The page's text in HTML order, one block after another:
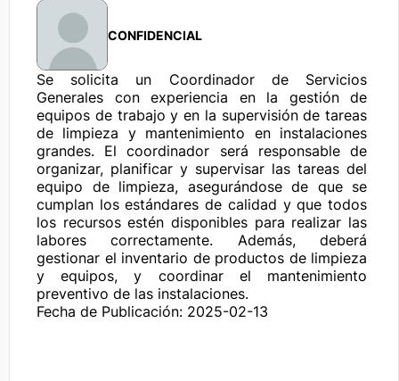
CONFIDENCIAL
Se solicita un Coordinador de Servicios
Generales con experiencia en la gestión de
equipos de trabajo y en la supervisión de tareas
de limpieza y mantenimiento en instalaciones
grandes. El coordinador será responsable de
organizar, planificar y supervisar las tareas del
equipo de limpieza, asegurándose de que se
cumplan los estándares de calidad y que todos
los recursos estén disponibles para realizar las
labores correctamente. Además, deberá
gestionar el inventario de productos de limpieza
y equipos, y coordinar el mantenimiento
preventivo de las instalaciones.
Fecha de Publicación: 2025-02-13